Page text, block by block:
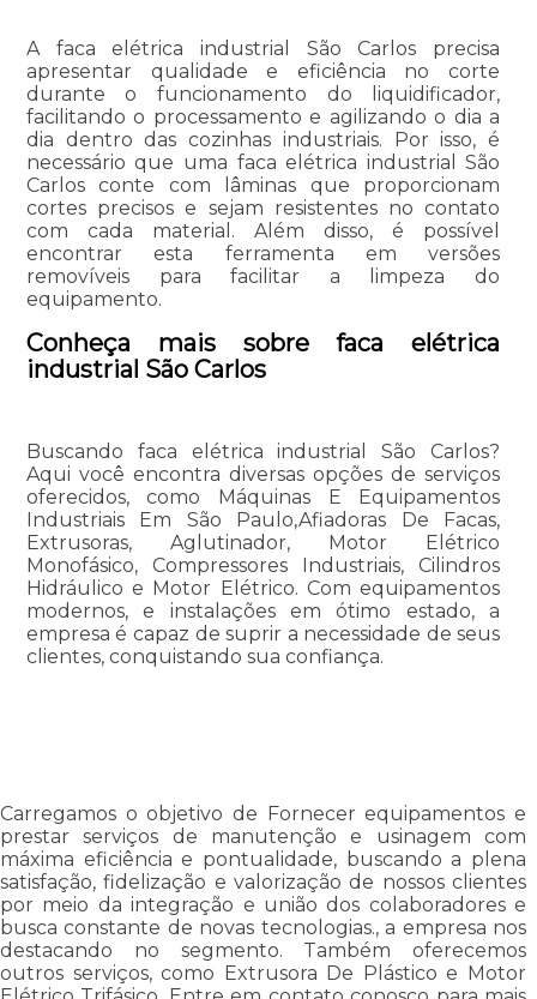
A faca elétrica industrial São Carlos precisa
apresentar qualidade e eficiência no corte
durante o funcionamento do liquidificador,
facilitando o processamento e agilizando o dia a
dia dentro das cozinhas industriais. Por isso, é
necessário que uma faca elétrica industrial São
Carlos conte com lâminas que proporcionam
cortes precisos e sejam resistentes no contato
com cada material. Além disso, é possível
encontrar esta ferramenta em versões
removíveis para facilitar a limpeza do
equipamento.
Conheça mais sobre faca elétrica
industrial São Carlos
Buscando faca elétrica industrial São Carlos?
Aqui você encontra diversas opções de serviços
oferecidos, como Máquinas E Equipamentos
Industriais Em São Paulo,Afiadoras De Facas,
Extrusoras, Aglutinador, Motor Elétrico
Monofásico, Compressores Industriais, Cilindros
Hidráulico e Motor Elétrico. Com equipamentos
modernos, e instalações em ótimo estado, a
empresa é capaz de suprir a necessidade de seus
clientes, conquistando sua confiança.
Carregamos o objetivo de Fornecer equipamentos e
prestar serviços de manutenção e usinagem com
máxima eficiência e pontualidade, buscando a plena
satisfação, fidelização e valorização de nossos clientes
por meio da integração e união dos colaboradores e
busca constante de novas tecnologias., a empresa nos
destacando no segmento. Também oferecemos
outros serviços, como Extrusora De Plástico e Motor